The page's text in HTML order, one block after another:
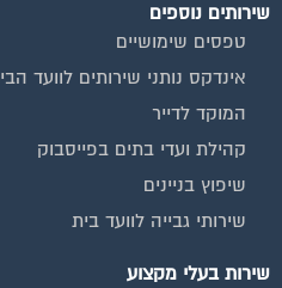
שירותים נוספים
טפסים שימושיים
אינדקס נותני שירותים לוועד הבית
המוקד לדייר
קהילת ועדי בתים בפייסבוק
שיפוץ בניינים
שירותי גבייה לוועד בית
שירות בעלי מקצוע